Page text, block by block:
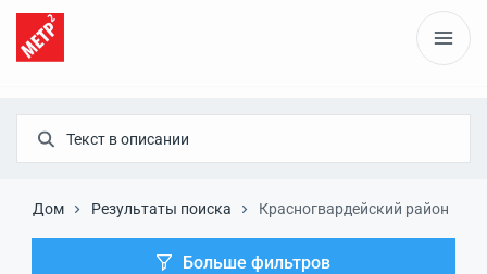
Дом Результаты поиска Красногвардейский район
Больше фильтров